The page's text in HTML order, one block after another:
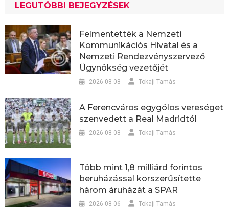
LEGUTÓBBI BEJEGYZÉSEK
Felmentették a Nemzeti
Kommunikációs Hivatal és a
Nemzeti Rendezvényszervező
Ügynökség vezetőjét
2026-08-08 Tokaji Tamás
A Ferencváros egygólos vereséget
szenvedett a Real Madridtól
2026-08-08 Tokaji Tamás
Több mint 1,8 milliárd forintos
beruházással korszerűsítette
három áruházát a SPAR
2026-08-06 Tokaji Tamás